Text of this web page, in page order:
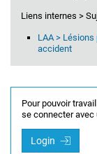
Liens internes >
LAA >
accident
Pour pouvoir
se connecter avec
Login